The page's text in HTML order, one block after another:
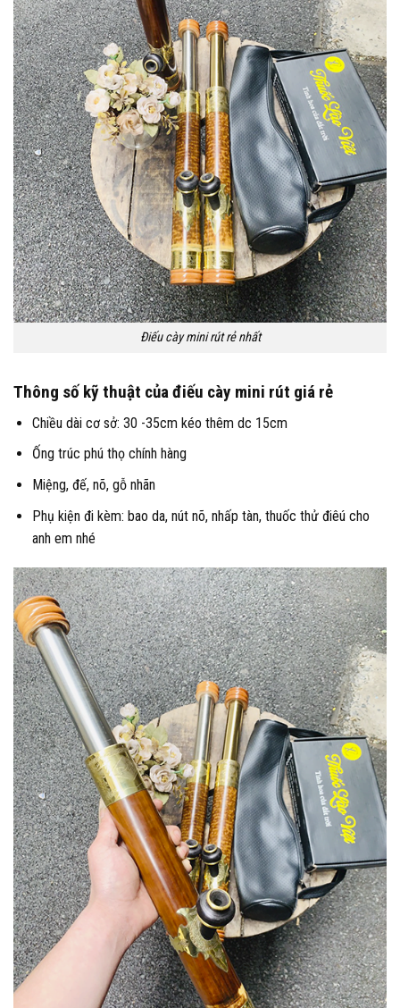
Điếu cày mini rút rẻ nhất
Thông số kỹ thuật của điếu cày mini rút giá rẻ
Chiều dài cơ sở: 30 -35cm kéo thêm dc 15cm
Ống trúc phú thọ chính hàng
Miệng, đế, nõ, gỗ nhãn
Phụ kiện đi kèm: bao da, nút nõ, nhấp tàn, thuốc thử điêú cho
anh em nhé